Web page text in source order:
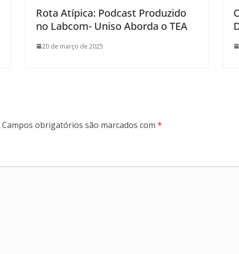
Rota Atípica: Podcast Produzido
no Labcom- Uniso Aborda o TEA
20 de março de 2025
Campos obrigatórios são marcados com *